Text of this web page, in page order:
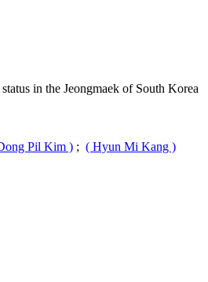
in the Jeongmaek of South Korea
Pil Kim ) ; ( Hyun Mi Kang )